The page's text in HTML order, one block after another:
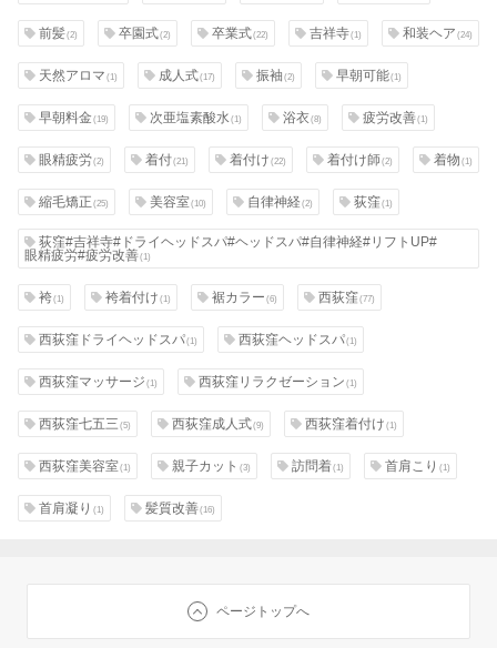
前髪(2) 卒園式(2) 卒業式(22) 吉祥寺(1) 和装ヘア(24)
天然アロマ(1) 成人式(17) 振袖(2) 早朝可能(1)
早朝料金(19) 次亜塩素酸水(1) 浴衣(8) 疲労改善(1)
眼精疲労(2) 着付(21) 着付け(22) 着付け師(2) 着物(1)
縮毛矯正(25) 美容室(10) 自律神経(2) 荻窪(1)
荻窪#吉祥寺#ドライヘッドスパ#ヘッドスパ#自律神経#リフトUP#
眼精疲労#疲労改善(1)
袴(1) 袴着付け(1) 裾カラー(6) 西荻窪(77)
西荻窪ドライヘッドスパ(1) 西荻窪ヘッドスパ(1)
西荻窪マッサージ(1) 西荻窪リラクゼーション(1)
西荻窪七五三(5) 西荻窪成人式(9) 西荻窪着付け(1)
西荻窪美容室(1) 親子カット(3) 訪問着(1) 首肩こり(1)
首肩凝り(1) 髪質改善(16)
ページトップへ